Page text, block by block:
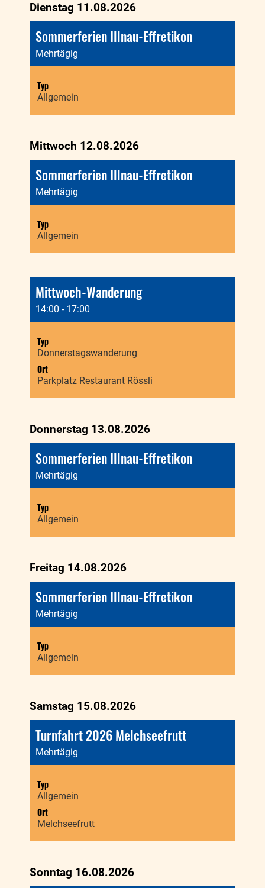
Dienstag 11.08.2026
Sommerferien Illnau-Effretikon
Mehrtägig
Typ
Allgemein
Mittwoch 12.08.2026
Sommerferien Illnau-Effretikon
Mehrtägig
Typ
Allgemein
Mittwoch-Wanderung
14:00 - 17:00
Typ
Donnerstagswanderung
Ort
Parkplatz Restaurant Rössli
Donnerstag 13.08.2026
Sommerferien Illnau-Effretikon
Mehrtägig
Typ
Allgemein
Freitag 14.08.2026
Sommerferien Illnau-Effretikon
Mehrtägig
Typ
Allgemein
Samstag 15.08.2026
Turnfahrt 2026 Melchseefrutt
Mehrtägig
Typ
Allgemein
Ort
Melchseefrutt
Sonntag 16.08.2026